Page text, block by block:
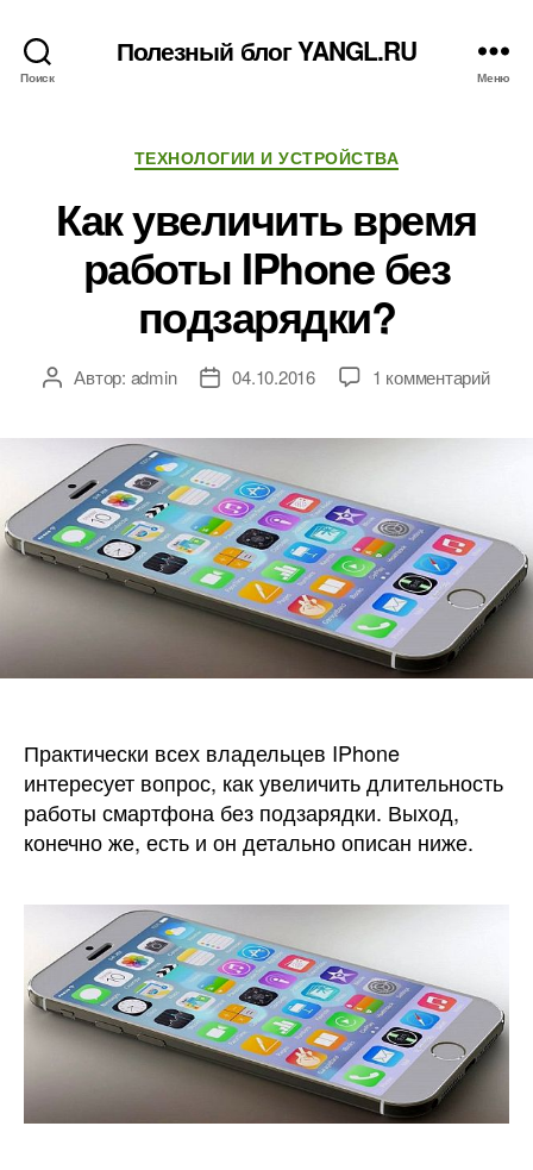
Поиск
Полезный блог YANGL.RU
Меню
Рубрики
ТЕХНОЛОГИИ И УСТРОЙСТВА
Как увеличить время
работы IPhone без
подзарядки?
АвторАвтор: admin
Дата04.10.2016 1 комментарийк
Практически всех владельцев IPhone
интересует вопрос, как увеличить длительность
работы смартфона без подзарядки. Выход,
конечно же, есть и он детально описан ниже.